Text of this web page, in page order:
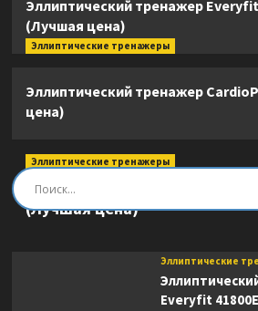
Эллиптический тренажер Everyfit
(Лучшая цена)
Эллиптические тренажеры
Эллиптический тренажер
цена)
Эллиптические тренажеры
Эллиптический тренажер DFC
(Лучшая цена)
Эллиптические
Everyfit